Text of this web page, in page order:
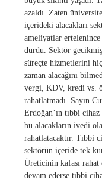
azaldı. Zaten
içerideki alacakları
ameliyatlar
durdu. Sektör gecikmiş
süreçte hizmetlerini
zaman alacağını
vergi, KDV, kredi vs.
rahatlatmadı. Sayın
Erdoğan’ın tıbbi
bu alacakların ivedi
rahatlatacaktır. Tıbbi
sektörün içeride tek
Üreticinin kafası
devam ederse tıbbi